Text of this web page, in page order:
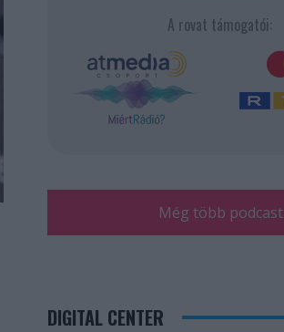
A rovat támogatói:
Még több podcast
DIGITAL CENTER